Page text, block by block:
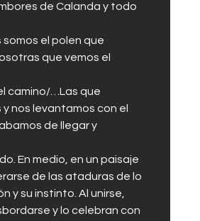
de Calanda y todo
somos el polen que
que vemos el
camino/…Las que
nos levantamos con el
de llegar y
En medio, en un paisaje
de las ataduras de lo
y su instinto. Al unirse,
y lo celebran con